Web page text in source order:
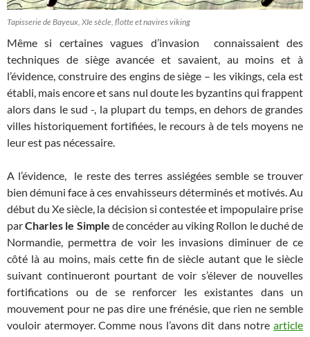
Tapisserie de Bayeux, XIe sècle, flotte et navires viking
Même si certaines vagues d’invasion connaissaient des
techniques de siège avancée et savaient, au moins et à
l’évidence, construire des engins de siège – les vikings, cela est
établi, mais encore et sans nul doute les byzantins qui frappent
alors dans le sud -, la plupart du temps, en dehors de grandes
villes historiquement fortifiées, le recours à de tels moyens ne
leur est pas nécessaire.
A l’évidence, le reste des terres assiégées semble se trouver
bien démuni face à ces envahisseurs déterminés et motivés. Au
début du Xe siècle, la décision si contestée et impopulaire prise
parCharles le Simple de concéder au viking Rollon le duché de
Normandie, permettra de voir les invasions diminuer de ce
côté là au moins, mais cette fin de siècle autant que le siècle
suivant continueront pourtant de voir s’élever de nouvelles
fortifications ou de se renforcer les existantes dans un
mouvement pour ne pas dire une frénésie, que rien ne semble
vouloir atermoyer. Comme nous l’avons dit dans notre article